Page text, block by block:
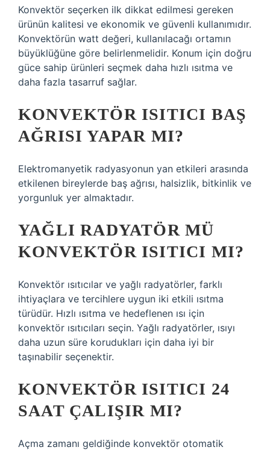
Konvektör seçerken ilk dikkat edilmesi gereken
ürünün kalitesi ve ekonomik ve güvenli kullanımıdır.
Konvektörün watt değeri, kullanılacağı ortamın
büyüklüğüne göre belirlenmelidir. Konum için doğru
güce sahip ürünleri seçmek daha hızlı ısıtma ve
daha fazla tasarruf sağlar.
KONVEKTÖR ISITICI BAŞ
AĞRISI YAPAR MI?
Elektromanyetik radyasyonun yan etkileri arasında
etkilenen bireylerde baş ağrısı, halsizlik, bitkinlik ve
yorgunluk yer almaktadır.
YAĞLI RADYATÖR MÜ
KONVEKTÖR ISITICI MI?
Konvektör ısıtıcılar ve yağlı radyatörler, farklı
ihtiyaçlara ve tercihlere uygun iki etkili ısıtma
türüdür. Hızlı ısıtma ve hedeflenen ısı için
konvektör ısıtıcıları seçin. Yağlı radyatörler, ısıyı
daha uzun süre korudukları için daha iyi bir
taşınabilir seçenektir.
KONVEKTÖR ISITICI 24
SAAT ÇALIŞIR MI?
Açma zamanı geldiğinde konvektör otomatik